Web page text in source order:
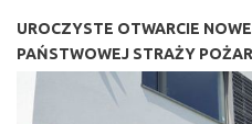
UROCZYSTE OTWARCIE
PAŃSTWOWEJ STRAŻY